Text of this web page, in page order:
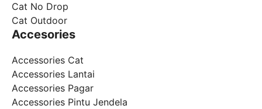
Cat No Drop
Cat Outdoor
Accesories
Accessories Cat
Accessories Lantai
Accessories Pagar
Accessories Pintu Jendela